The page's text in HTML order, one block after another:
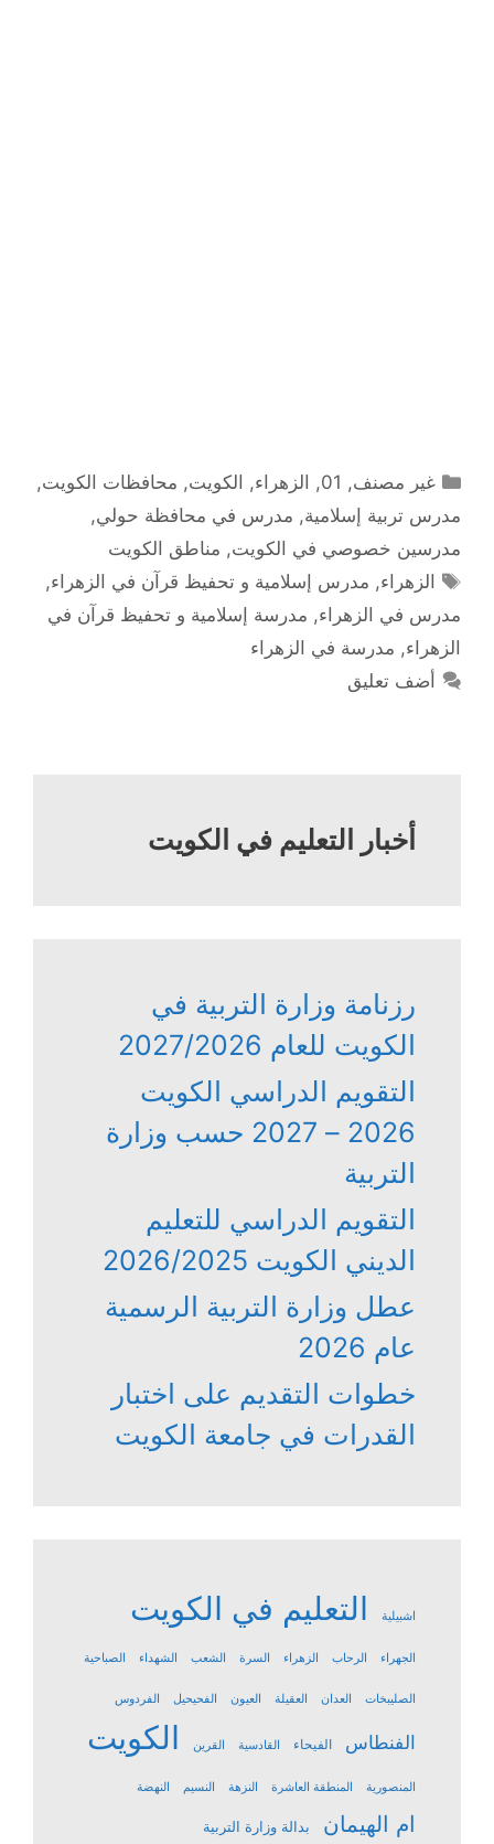
التصنيفات
غير مصنف,
01
, الزهراء, الكويت, محافظات الكويت,
مدرس تربية إسلامية, مدرس في محافظة حولي,
مدرسين خصوصي في الكويت, مناطق الكويت
الوسوم
الزهراء, مدرس إسلامية و تحفيظ قرآن في الزهراء,
مدرس في الزهراء, مدرسة إسلامية و تحفيظ قرآن في
الزهراء, مدرسة في الزهراء
أضف تعليق
أخبار التعليم في الكويت
رزنامة وزارة التربية في
الكويت للعام 2027/2026
التقويم الدراسي الكويت
2026 – 2027 حسب وزارة
التربية
التقويم الدراسي للتعليم
الديني الكويت 2026/2025
عطل وزارة التربية الرسمية
عام 2026
خطوات التقديم على اختبار
القدرات في جامعة الكويت
اشبيلية التعليم في الكويت
الجهراء الرحاب الزهراء السرة الشعب الشهداء الصباحية
الصليبخات العدان العقيلة العيون الفحيحيل الفردوس
الفنطاس الفيحاء القادسية القرين الكويت
المنصورية المنطقة العاشرة النزهة النسيم النهضة
ام الهيمان بدالة وزارة التربية